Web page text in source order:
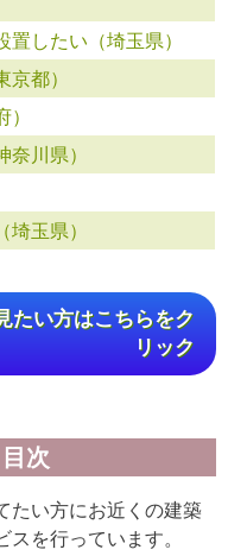
したい（埼玉県）
都）
川県）
玉県）
たい方はこちらをク
リック
次
たい方にお近くの建築
を行っています。